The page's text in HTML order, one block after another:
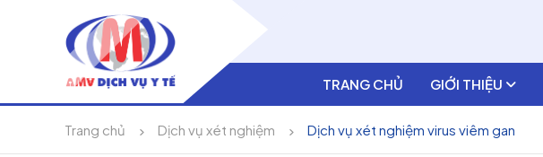
TRANG CHỦ GIỚI THIỆU
Trang chủ Dịch vụ xét nghiệm Dịch vụ xét nghiệm virus viêm gan